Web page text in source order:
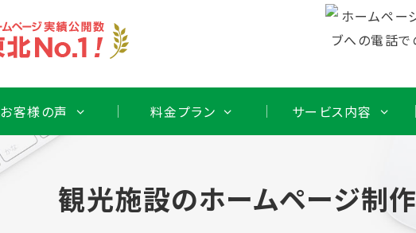
お客様の声 料金プラン サービス内容
観光施設のホームページ制